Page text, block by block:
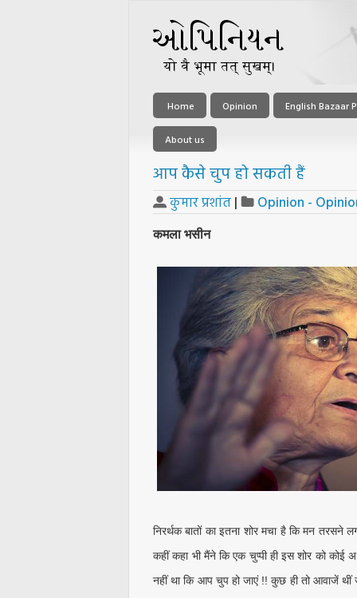
Home Opinion English Bazaar
About us
आप कैसे चुप हो सकती हैं
कुमार प्रशांत | Opinion -
कमला भसीन
निरर्थक बातों का इतना शोर मचा है कि मन तरसने
कहीं कहा भी मैंने कि एक चुप्पी ही इस शोर को
नहीं था कि आप चुप हो जाएं !! कुछ ही तो आवाजें थीं